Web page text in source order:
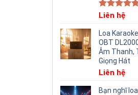
Rated5.00
Liên hệ
Loa
OBT
Âm Thanh,
Giọng Hát
Liên hệ
Bạn nghĩ